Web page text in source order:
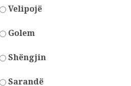
Velipojë
Golem
Shëngjin
Sarandë